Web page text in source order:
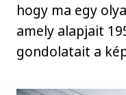
hogy ma egy
amely alapjait
gondolatait a